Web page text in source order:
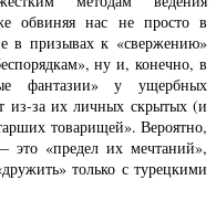
обвиняя нас не просто в
в призывах к «свержению»
ну и, конечно, в
фантазии» у ущербных
из-за их личных скрытых (и
товарищей». Вероятно,
это «предел их мечтаний»,
только с турецкими